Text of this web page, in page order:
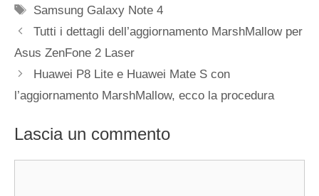
Tag
Samsung Galaxy Note 4
Tutti i dettagli dell’aggiornamento MarshMallow per
Asus ZenFone 2 Laser
Huawei P8 Lite e Huawei Mate S con
l’aggiornamento MarshMallow, ecco la procedura
Lascia un commento